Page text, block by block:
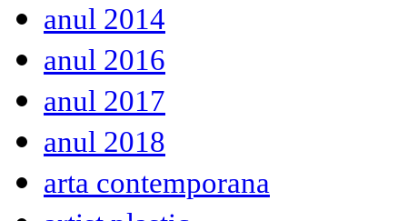
anul 2014
anul 2016
anul 2017
anul 2018
arta contemporana